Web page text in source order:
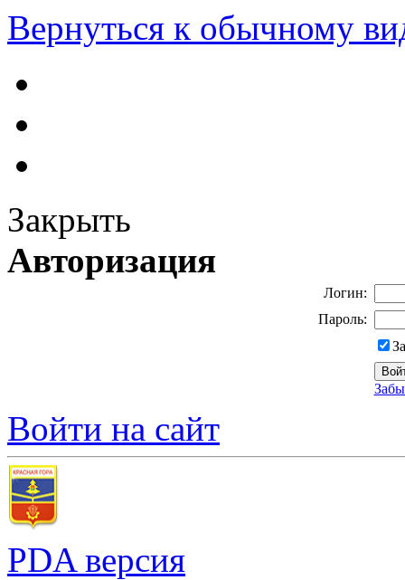
Вернуться к обычному
Закрыть
Авторизация
Логин:
Пароль:
Войти на сайт
PDA версия